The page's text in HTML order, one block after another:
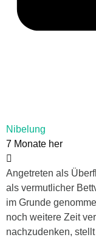
Nibelung
7 Monate her
Angetreten als
als vermutlicher
im Grunde
noch weitere Zeit
nachzudenken,